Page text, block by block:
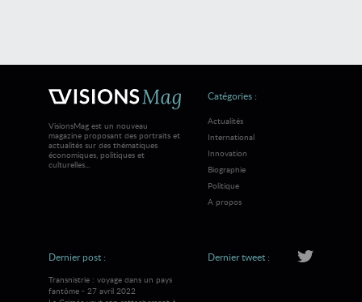
VisionsMag est un nouveau
magazine proposant des portraits et
actualités sur des thématiques
économiques, politiques et
culturelles...
Catégories :
Actualités
International
Innovation
Biographie
Politique
A propos
Dernier post :
Transnistrie : voyage dans un pays
fantôme - 27 avril 2022
Dernier tweet :